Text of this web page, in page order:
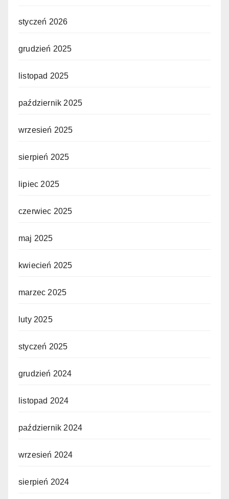
styczeń 2026
grudzień 2025
listopad 2025
październik 2025
wrzesień 2025
sierpień 2025
lipiec 2025
czerwiec 2025
maj 2025
kwiecień 2025
marzec 2025
luty 2025
styczeń 2025
grudzień 2024
listopad 2024
październik 2024
wrzesień 2024
sierpień 2024